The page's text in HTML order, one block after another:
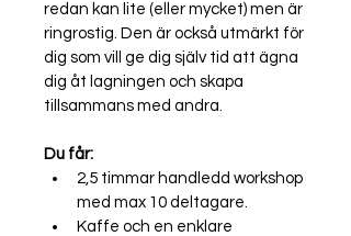
redan kan lite (eller mycket) men är
ringrostig. Den är också utmärkt för
dig som vill ge dig själv tid att ägna
dig åt lagningen och skapa
tillsammans med andra.
Du får:
2,5 timmar handledd workshop
med max 10 deltagare.
Kaffe och en enklare